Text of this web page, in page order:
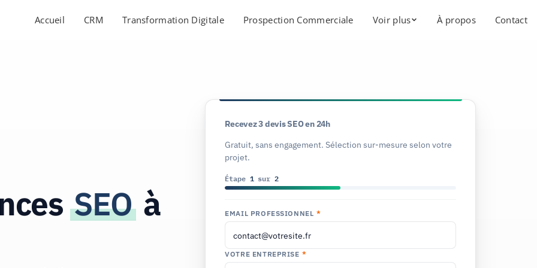
Accueil CRM Transformation Digitale Prospection Commerciale Voir plus À propos Contact
SEO à
Recevez 3 devis SEO en 24h
Gratuit, sans engagement. Sélection sur-mesure selon votre
projet.
Étape 1sur 2
EMAIL PROFESSIONNEL *
VOTRE ENTREPRISE *